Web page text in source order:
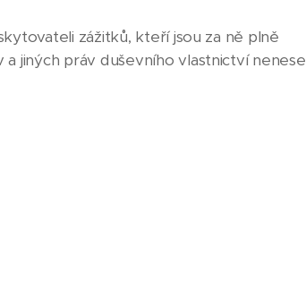
zážitků, kteří jsou za ně plně
jiných práv duševního vlastnictví nenese